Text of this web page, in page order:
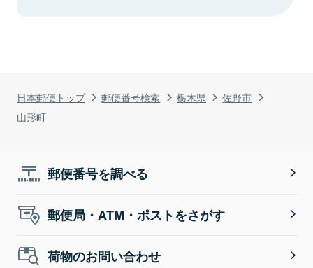
日本郵便トップ 郵便番号検索 栃木県
佐野市
山形町
郵便番号を調べる
郵便局・ATM・ポストをさがす
荷物のお問い合わせ